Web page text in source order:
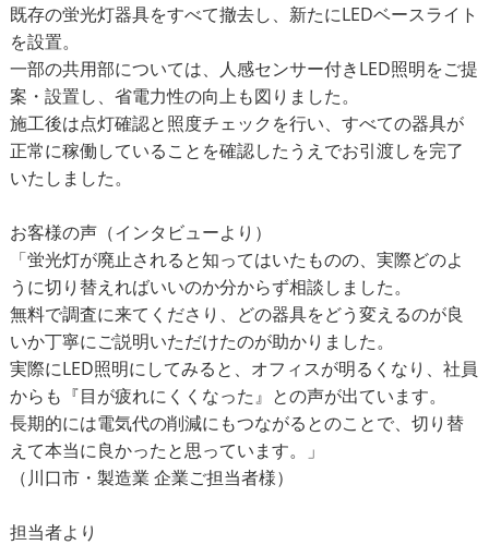
既存の蛍光灯器具をすべて撤去し、新たにLEDベースライト
を設置。
一部の共用部については、人感センサー付きLED照明をご提
案・設置し、省電力性の向上も図りました。
施工後は点灯確認と照度チェックを行い、すべての器具が
正常に稼働していることを確認したうえでお引渡しを完了
いたしました。
お客様の声（インタビューより）
「蛍光灯が廃止されると知ってはいたものの、実際どのよ
うに切り替えればいいのか分からず相談しました。
無料で調査に来てくださり、どの器具をどう変えるのが良
いか丁寧にご説明いただけたのが助かりました。
実際にLED照明にしてみると、オフィスが明るくなり、社員
からも『目が疲れにくくなった』との声が出ています。
長期的には電気代の削減にもつながるとのことで、切り替
えて本当に良かったと思っています。」
（川口市・製造業 企業ご担当者様）
担当者より